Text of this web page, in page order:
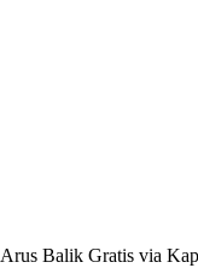
Arus Balik Gratis via